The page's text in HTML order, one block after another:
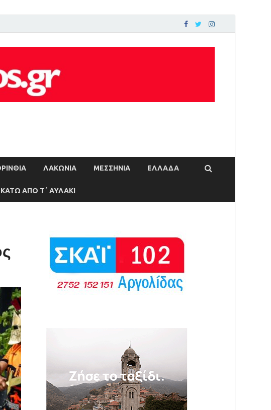
ΛΑΚΩΝΙΑ ΜΕΣΣΗΝΙΑ ΕΛΛΑΔΑ
ΚΑΤΩ ΑΠΟ Τ΄ ΑΥΛΑΚΙ